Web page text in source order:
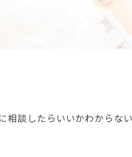
談したらいいかわからな